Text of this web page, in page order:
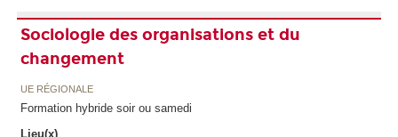
Sociologie des organisations et du
changement
UE RÉGIONALE
Formation hybride soir ou samedi
Lieu(x)